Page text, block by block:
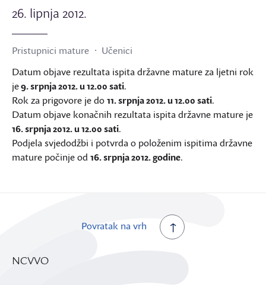
26. lipnja 2012.
Pristupnici mature
Učenici
Datum objave rezultata ispita državne mature za ljetni rok
je9. srpnja 2012. u 12.00 sati.
Rok za prigovore je do11. srpnja 2012. u 12.00 sati.
Datum objave konačnih rezultata ispita državne mature je
16. srpnja 2012. u 12.00 sati.
Podjela svjedodžbi i potvrda o položenim ispitima državne
mature počinje od 16. srpnja 2012. godine.
Povratak na vrh
NCVVO